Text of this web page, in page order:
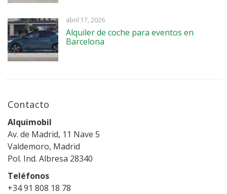
abril 17, 2026
Alquiler de coche para eventos en
Barcelona
Contacto
Alquimobil
Av. de Madrid, 11 Nave 5
Valdemoro, Madrid
Pol. Ind. Albresa 28340
Teléfonos
+34 91 808 18 78